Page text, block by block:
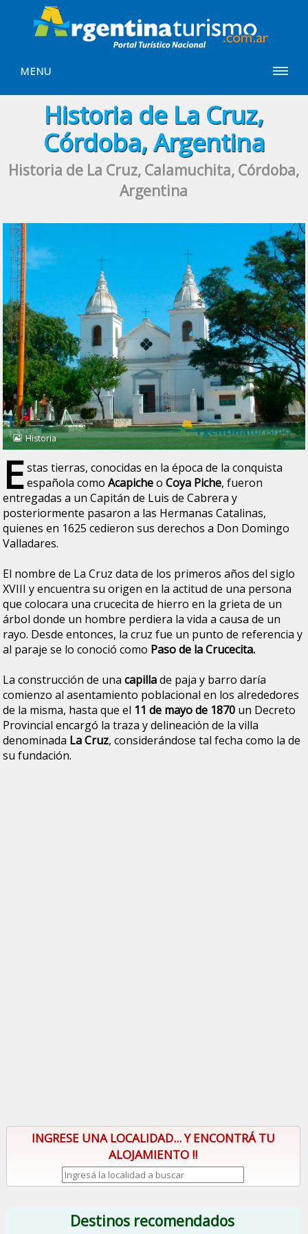
MENU
Historia de La Cruz,
Córdoba, Argentina
Historia de La Cruz, Calamuchita, Córdoba,
Argentina
Historia
E stas tierras, conocidas en la época de la conquista
española comoAcapicheoCoya Piche, fueron
entregadas a un Capitán de Luis de Cabrera y
posteriormente pasaron a las Hermanas Catalinas,
quienes en 1625 cedieron sus derechos a Don Domingo
Valladares.
El nombre de La Cruz data de los primeros años del siglo
XVIII y encuentra su origen en la actitud de una persona
que colocara una crucecita de hierro en la grieta de un
árbol donde un hombre perdiera la vida a causa de un
rayo. Desde entonces, la cruz fue un punto de referencia y
al paraje se lo conoció como Paso de la Crucecita.
La construcción de unacapillade paja y barro daría
comienzo al asentamiento poblacional en los alrededores
de la misma, hasta que el 11 de mayo de 1870 un Decreto
Provincial encargó la traza y delineación de la villa
denominada La Cruz, considerándose tal fecha como la de
su fundación.
INGRESE UNA LOCALIDAD... Y ENCONTRÁ TU
ALOJAMIENTO !!
Destinos recomendados